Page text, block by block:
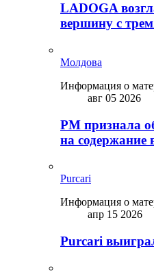
LADOGA
вершину с
Молдова
Информация о
авг 05 2026
PM признала
на содержание
Purcari
Информация о
апр 15 2026
Purcari